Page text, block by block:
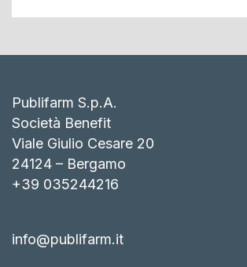
Publifarm S.p.A.
Società Benefit
Viale Giulio Cesare 20
24124 – Bergamo
+39 035244216
info@publifarm.it